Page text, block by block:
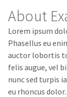
About
Lorem ipsum
Phasellus eu
auctor lobortis
felis augue, vel
nunc sed turpis
eu rhoncus